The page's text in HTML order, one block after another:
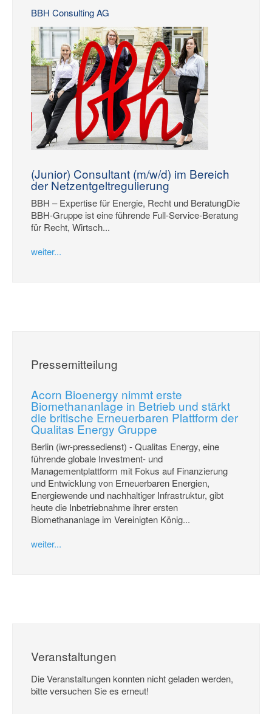
BBH Consulting AG
(Junior) Consultant (m/w/d) im Bereich
der Netzentgeltregulierung
BBH – Expertise für Energie, Recht und BeratungDie
BBH-Gruppe ist eine führende Full-Service-Beratung
für Recht, Wirtsch...
weiter...
Pressemitteilung
Acorn Bioenergy nimmt erste
Biomethananlage in Betrieb und stärkt
die britische Erneuerbaren Plattform der
Qualitas Energy Gruppe
Berlin (iwr-pressedienst) - Qualitas Energy, eine
führende globale Investment- und
Managementplattform mit Fokus auf Finanzierung
und Entwicklung von Erneuerbaren Energien,
Energiewende und nachhaltiger Infrastruktur, gibt
heute die Inbetriebnahme ihrer ersten
Biomethananlage im Vereinigten König...
weiter...
Veranstaltungen
Die Veranstaltungen konnten nicht geladen werden,
bitte versuchen Sie es erneut!